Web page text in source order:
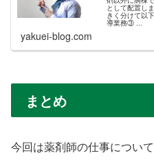
として配置し
きく分けて以
導業務③ ...
yakuei-blog.com
まとめ
今回は薬剤師の仕事につい